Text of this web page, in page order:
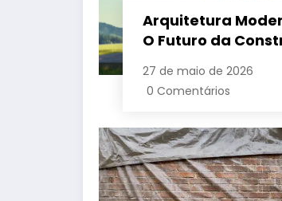
Arquitetura
O Futuro da
27 de maio de 2026
0 Comentários